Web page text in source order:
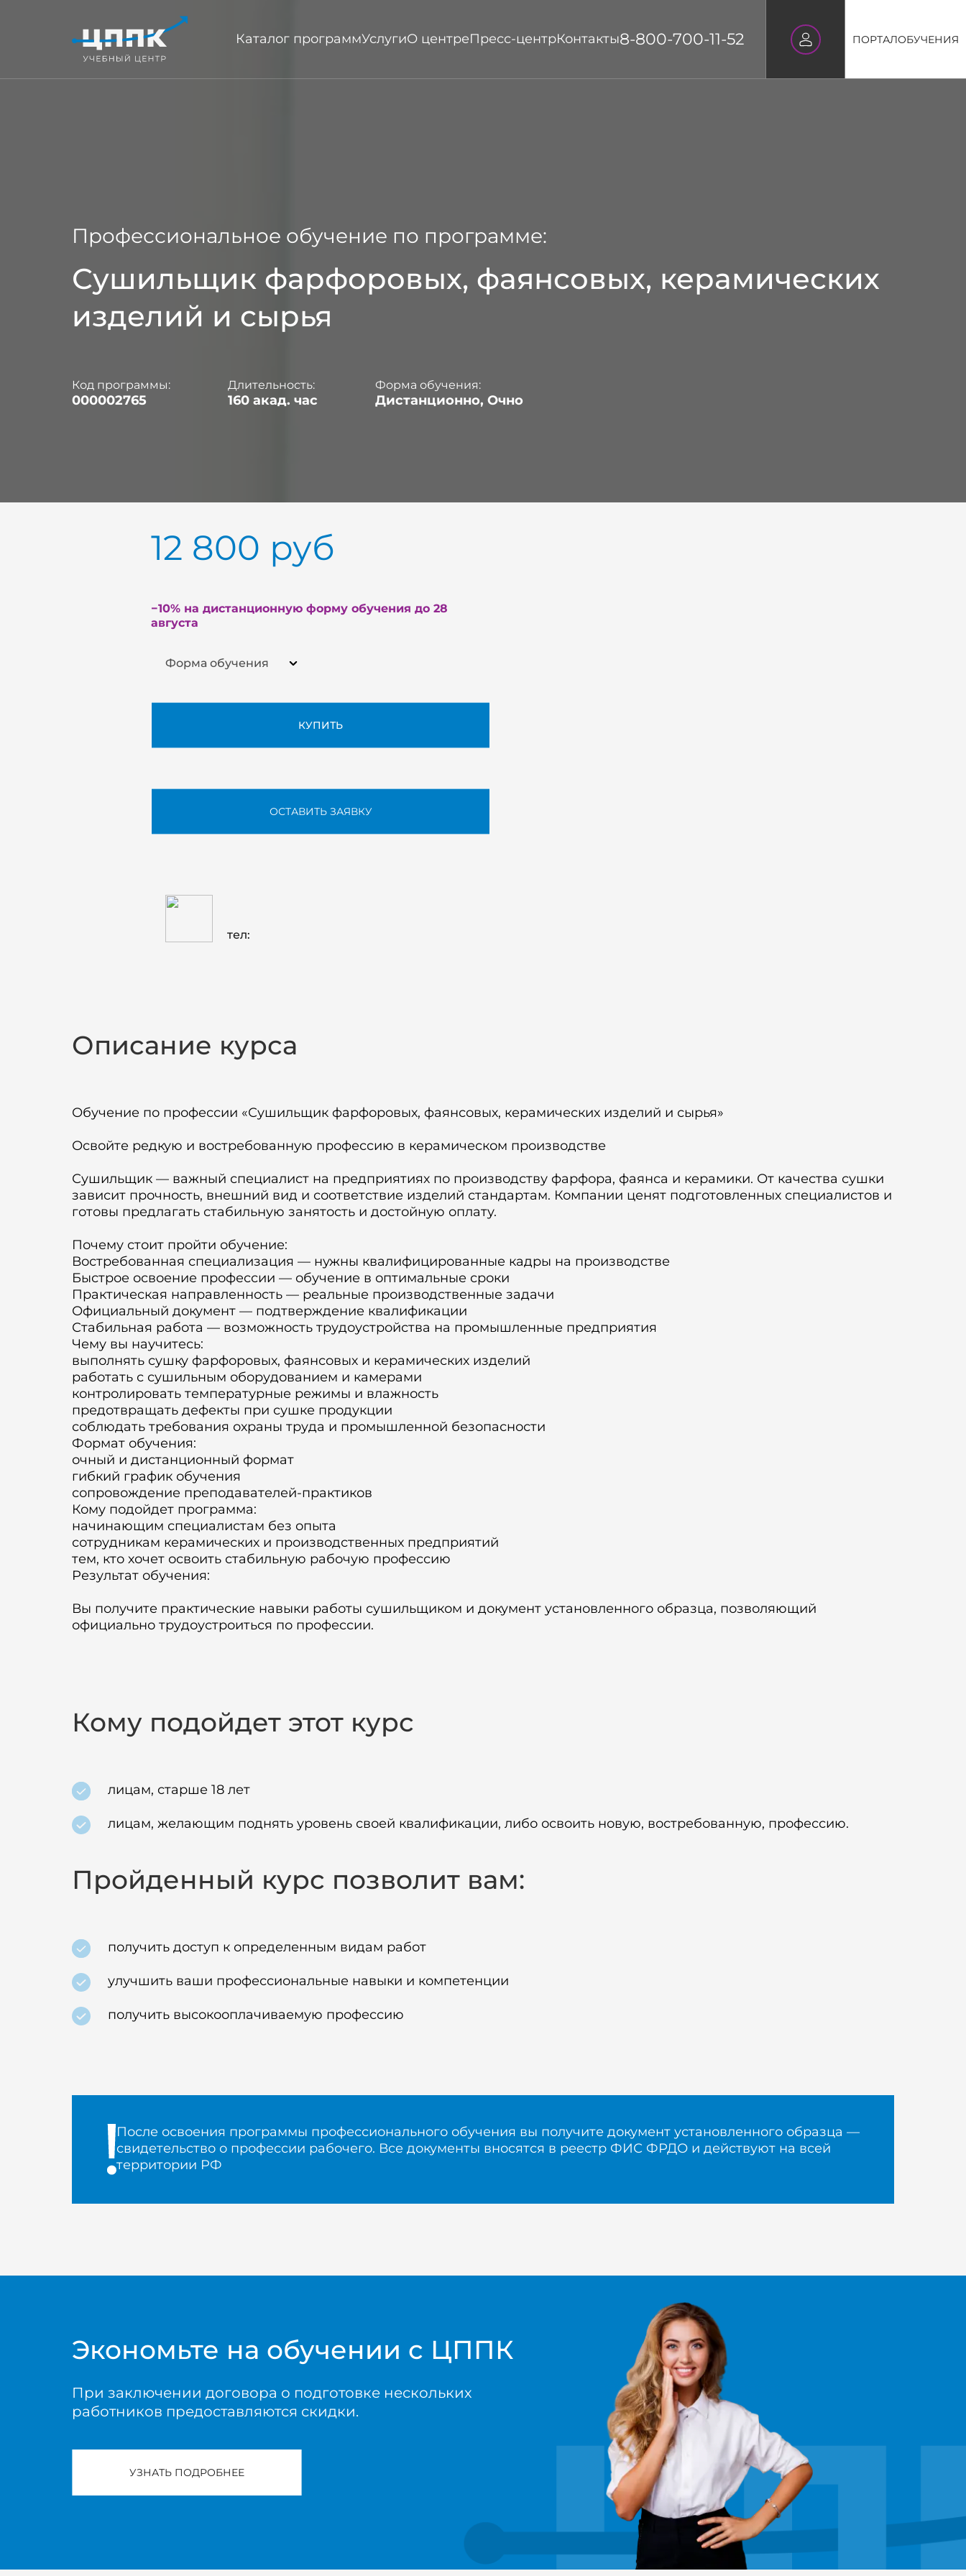
Каталог программУслугиО центреПресс-центрКонтакты8-800-700-11-52 ПОРТАЛОБУЧЕНИЯ
Профессиональное обучение по программе:
Сушильщик фарфоровых, фаянсовых, керамических
изделий и сырья
Код программы:
000002765
Длительность:
160 акад. час
Форма обучения:
Дистанционно, Очно
Описание курса
Обучение по профессии «Сушильщик фарфоровых, фаянсовых, керамических изделий и сырья»
Освойте редкую и востребованную профессию в керамическом производстве
Сушильщик — важный специалист на предприятиях по производству фарфора, фаянса и керамики. От качества сушки
зависит прочность, внешний вид и соответствие изделий стандартам. Компании ценят подготовленных специалистов и
готовы предлагать стабильную занятость и достойную оплату.
Почему стоит пройти обучение:
Востребованная специализация — нужны квалифицированные кадры на производстве
Быстрое освоение профессии — обучение в оптимальные сроки
Практическая направленность — реальные производственные задачи
Официальный документ — подтверждение квалификации
Стабильная работа — возможность трудоустройства на промышленные предприятия
Чему вы научитесь:
выполнять сушку фарфоровых, фаянсовых и керамических изделий
работать с сушильным оборудованием и камерами
контролировать температурные режимы и влажность
предотвращать дефекты при сушке продукции
соблюдать требования охраны труда и промышленной безопасности
Формат обучения:
очный и дистанционный формат
гибкий график обучения
сопровождение преподавателей-практиков
Кому подойдет программа:
начинающим специалистам без опыта
сотрудникам керамических и производственных предприятий
тем, кто хочет освоить стабильную рабочую профессию
Результат обучения:
Вы получите практические навыки работы сушильщиком и документ установленного образца, позволяющий
официально трудоустроиться по профессии.
Кому подойдет этот курс
лицам, старше 18 лет
лицам, желающим поднять уровень своей квалификации, либо освоить новую, востребованную, профессию.
Пройденный курс позволит вам:
получить доступ к определенным видам работ
улучшить ваши профессиональные навыки и компетенции
получить высокооплачиваемую профессию
После освоения программы профессионального обучения вы получите документ установленного образца —
свидетельство о профессии рабочего. Все документы вносятся в реестр ФИС ФРДО и действуют на всей
территории РФ
Экономьте на обучении с ЦППК
При заключении договора о подготовке нескольких
работников предоставляются скидки.
УЗНАТЬ ПОДРОБНЕЕ
12 800 руб
−10% на дистанционную форму обучения до 28
августа
Форма обучения
КУПИТЬ
ОСТАВИТЬ ЗАЯВКУ
тел: